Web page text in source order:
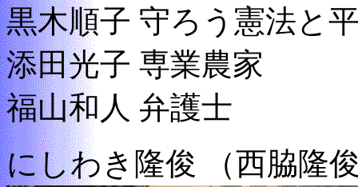
黒木順子 守ろう憲法と
添田光子 専業農家
福山和人 弁護士
にしわき隆俊 （西脇隆